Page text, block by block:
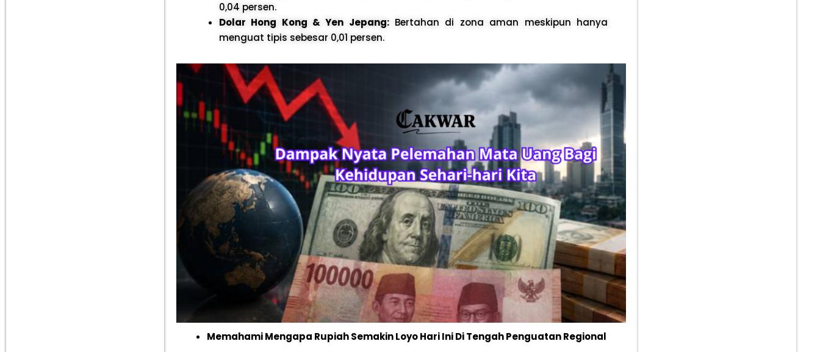
0,04 persen.
Dolar Hong Kong & Yen Jepang:Bertahan di zona aman meskipun hanya
menguat tipis sebesar 0,01 persen.
Memahami Mengapa Rupiah Semakin Loyo Hari Ini Di Tengah Penguatan Regional